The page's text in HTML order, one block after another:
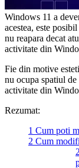
Windows 11 a
acestea, este
nu reapara decat
activitate din
Fie din motive
nu ocupa spatiul de
activitate din
Rezumat:
1 Cum poti
2 Cum